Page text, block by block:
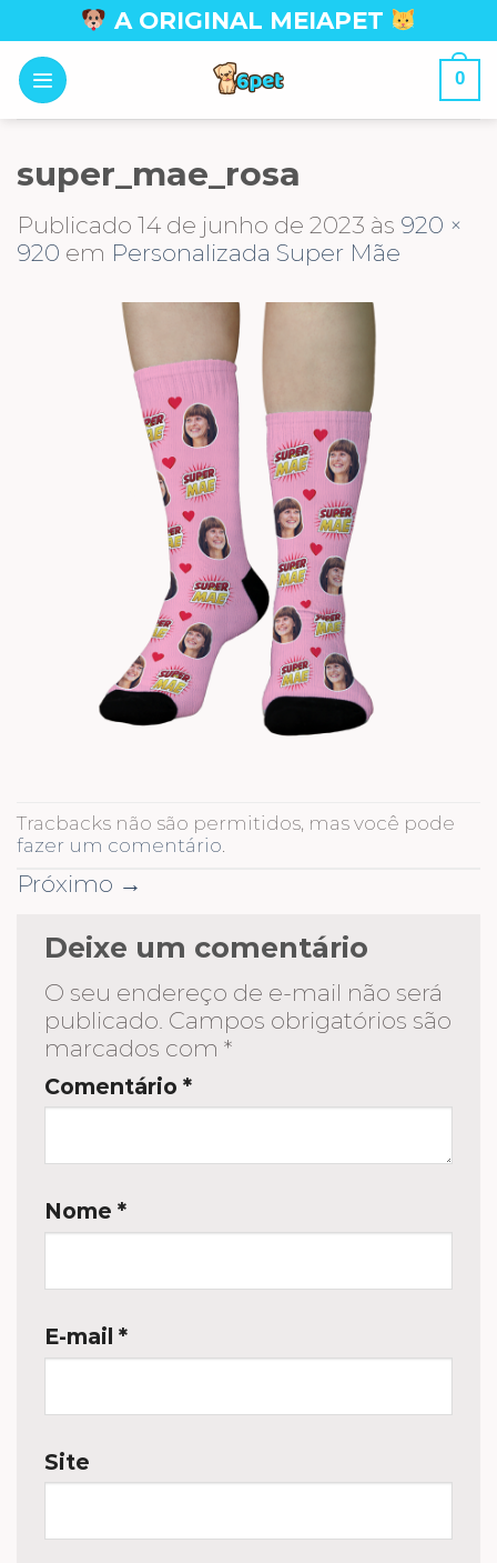
to
content
A ORIGINAL MEIAPET
0
super_mae_rosa
Publicado 14 de junho de 2023 às 920 ×
920 em Personalizada Super Mãe
Tracbacks não são permitidos, mas você pode
fazer um comentário.
Próximo →
Deixe um comentário
O seu endereço de e-mail não será
publicado. Campos obrigatórios são
marcados com *
Comentário *
Nome *
E-mail *
Site